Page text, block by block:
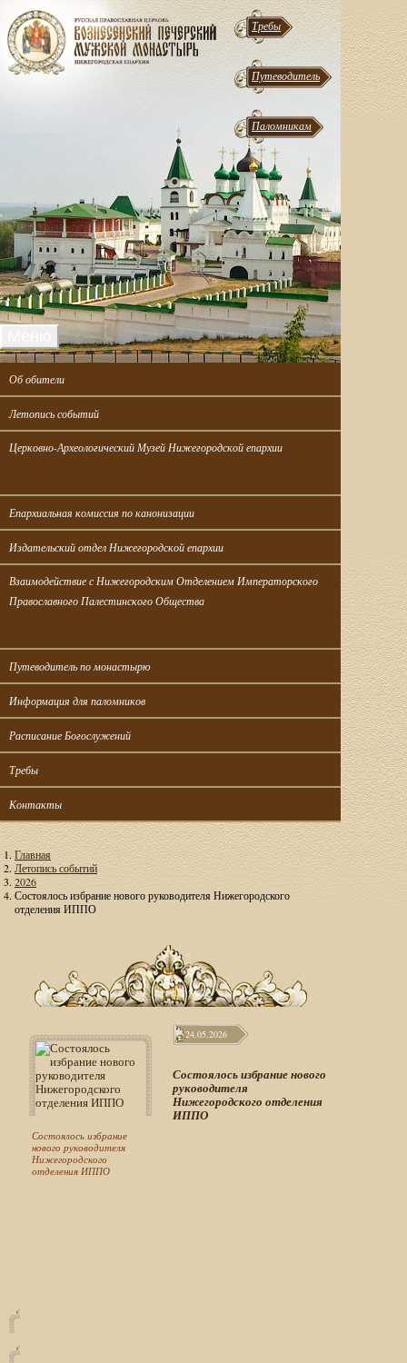
Требы
Путеводитель
Паломникам
Об обители
Летопись событий
Церковно-Археологический Музей Нижегородской епархии
Епархиальная комиссия по канонизации
Издательский отдел Нижегородской епархии
Взаимодействие с Нижегородским Отделением Императорского
Православного Палестинского Общества
Путеводитель по монастырю
Информация для паломников
Расписание Богослужений
Требы
Контакты
Главная
Летопись событий
2026
Состоялось избрание нового руководителя Нижегородского
отделения ИППО
Состоялось избрание
нового руководителя
Нижегородского
отделения ИППО
24.05.2026
Состоялось избрание нового
руководителя
Нижегородского отделения
ИППО